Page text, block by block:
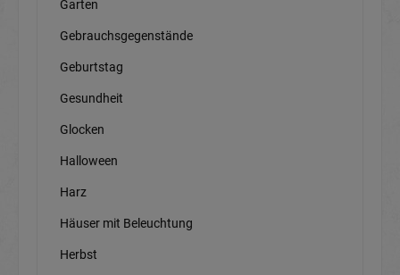
Garten
Gebrauchsgegenstände
Geburtstag
Gesundheit
Glocken
Halloween
Harz
Häuser mit Beleuchtung
Herbst